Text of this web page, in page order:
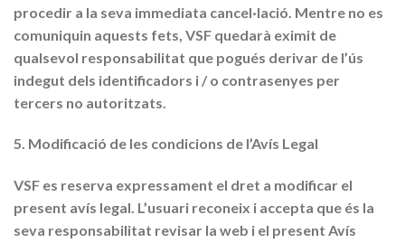
procedir a la seva immediata cancel·lació. Mentre no es
comuniquin aquests fets, VSF quedarà eximit de
qualsevol responsabilitat que pogués derivar de l’ús
indegut dels identificadors i / o contrasenyes per
tercers no autoritzats.
5. Modificació de les condicions de l’Avís Legal
VSF es reserva expressament el dret a modificar el
present avís legal. L’usuari reconeix i accepta que és la
seva responsabilitat revisar la web i el present Avís